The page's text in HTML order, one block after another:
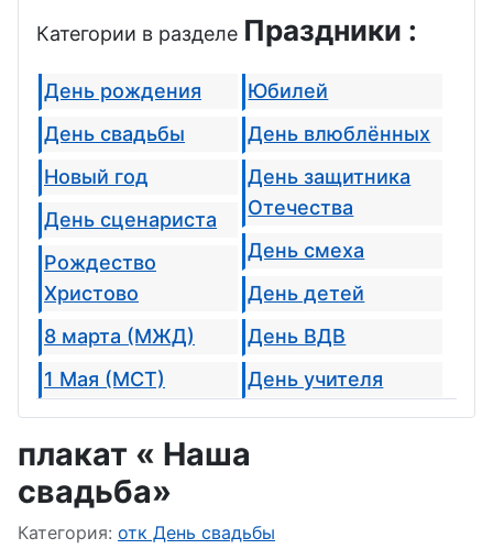
Категории в разделе Праздники :
День рождения
День свадьбы
Новый год
День сценариста
Рождество
Христово
8 марта (МЖД)
1 Мая (МСТ)
День Победы
День семьи
День
пограничника
Юбилей
День влюблённых
День защитника
Отечества
День смеха
День детей
День ВДВ
День учителя
День бабушек и
дедушек
День РВСН
плакат « Наша
свадьба»
Информация о материале
Категория: отк День свадьбы